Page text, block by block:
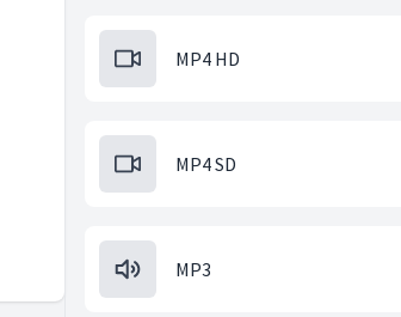
MP4 HD
MP4 SD
MP3